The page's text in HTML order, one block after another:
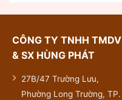
CÔNG TY TNHH TMDV
& SX HÙNG PHÁT
27B/47 Trường Lưu,
Phường Long Trường, TP.